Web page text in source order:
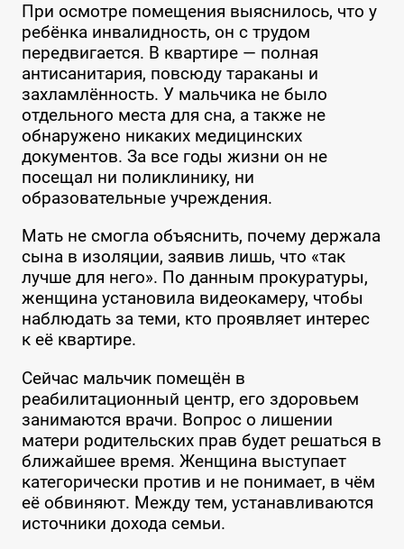
При осмотре помещения выяснилось, что у
ребёнка инвалидность, он с трудом
передвигается. В квартире — полная
антисанитария, повсюду тараканы и
захламлённость. У мальчика не было
отдельного места для сна, а также не
обнаружено никаких медицинских
документов. За все годы жизни он не
посещал ни поликлинику, ни
образовательные учреждения.
Мать не смогла объяснить, почему держала
сына в изоляции, заявив лишь, что «так
лучше для него». По данным прокуратуры,
женщина установила видеокамеру, чтобы
наблюдать за теми, кто проявляет интерес
к её квартире.
Сейчас мальчик помещён в
реабилитационный центр, его здоровьем
занимаются врачи. Вопрос о лишении
матери родительских прав будет решаться в
ближайшее время. Женщина выступает
категорически против и не понимает, в чём
её обвиняют. Между тем, устанавливаются
источники дохода семьи.